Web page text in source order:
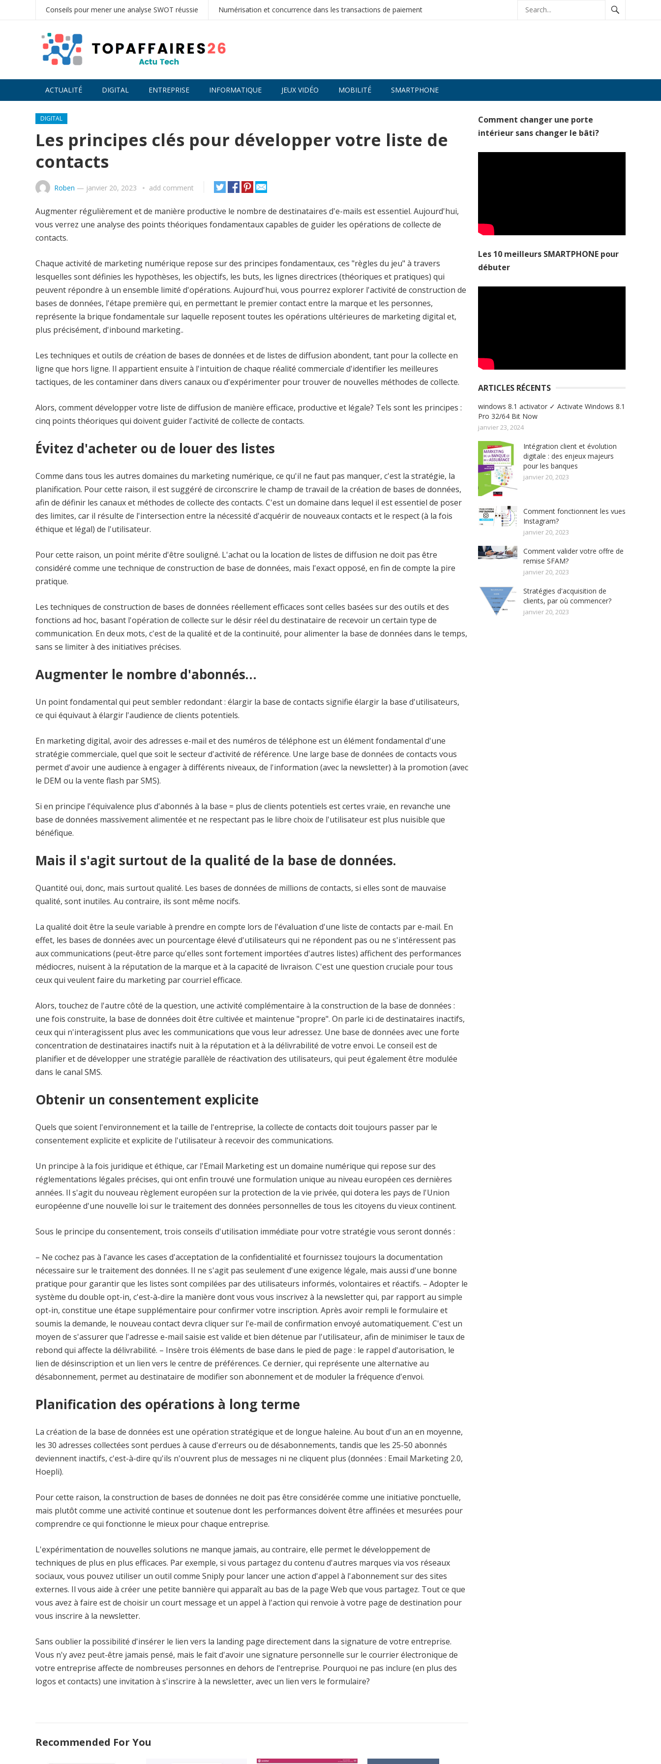
Conseils pour mener une analyse SWOT réussie Numérisation et concurrence dans les transactions de paiement
ACTUALITÉ DIGITAL ENTREPRISE INFORMATIQUE JEUX VIDÉO MOBILITÉ SMARTPHONE
DIGITAL
Les principes clés pour développer votre liste de
contacts
Roben — janvier 20, 2023 add comment
Augmenter régulièrement et de manière productive le nombre de destinataires d'e-mails est essentiel. Aujourd'hui,
vous verrez une analyse des points théoriques fondamentaux capables de guider les opérations de collecte de
contacts.
Chaque activité de marketing numérique repose sur des principes fondamentaux, ces "règles du jeu" à travers
lesquelles sont définies les hypothèses, les objectifs, les buts, les lignes directrices (théoriques et pratiques) qui
peuvent répondre à un ensemble limité d'opérations. Aujourd'hui, vous pourrez explorer l'activité de construction de
bases de données, l'étape première qui, en permettant le premier contact entre la marque et les personnes,
représente la brique fondamentale sur laquelle reposent toutes les opérations ultérieures de marketing digital et,
plus précisément, d'inbound marketing..
Les techniques et outils de création de bases de données et de listes de diffusion abondent, tant pour la collecte en
ligne que hors ligne. Il appartient ensuite à l'intuition de chaque réalité commerciale d'identifier les meilleures
tactiques, de les contaminer dans divers canaux ou d'expérimenter pour trouver de nouvelles méthodes de collecte.
Alors, comment développer votre liste de diffusion de manière efficace, productive et légale? Tels sont les principes :
cinq points théoriques qui doivent guider l'activité de collecte de contacts.
Évitez d'acheter ou de louer des listes
Comme dans tous les autres domaines du marketing numérique, ce qu'il ne faut pas manquer, c'est la stratégie, la
planification. Pour cette raison, il est suggéré de circonscrire le champ de travail de la création de bases de données,
afin de définir les canaux et méthodes de collecte des contacts. C'est un domaine dans lequel il est essentiel de poser
des limites, car il résulte de l'intersection entre la nécessité d'acquérir de nouveaux contacts et le respect (à la fois
éthique et légal) de l'utilisateur.
Pour cette raison, un point mérite d'être souligné. L'achat ou la location de listes de diffusion ne doit pas être
considéré comme une technique de construction de base de données, mais l'exact opposé, en fin de compte la pire
pratique.
Les techniques de construction de bases de données réellement efficaces sont celles basées sur des outils et des
fonctions ad hoc, basant l'opération de collecte sur le désir réel du destinataire de recevoir un certain type de
communication. En deux mots, c'est de la qualité et de la continuité, pour alimenter la base de données dans le temps,
sans se limiter à des initiatives précises.
Augmenter le nombre d'abonnés…
Un point fondamental qui peut sembler redondant : élargir la base de contacts signifie élargir la base d'utilisateurs,
ce qui équivaut à élargir l'audience de clients potentiels.
En marketing digital, avoir des adresses e-mail et des numéros de téléphone est un élément fondamental d'une
stratégie commerciale, quel que soit le secteur d'activité de référence. Une large base de données de contacts vous
permet d'avoir une audience à engager à différents niveaux, de l'information (avec la newsletter) à la promotion (avec
le DEM ou la vente flash par SMS).
Si en principe l'équivalence plus d'abonnés à la base = plus de clients potentiels est certes vraie, en revanche une
base de données massivement alimentée et ne respectant pas le libre choix de l'utilisateur est plus nuisible que
bénéfique.
Mais il s'agit surtout de la qualité de la base de données.
Quantité oui, donc, mais surtout qualité. Les bases de données de millions de contacts, si elles sont de mauvaise
qualité, sont inutiles. Au contraire, ils sont même nocifs.
La qualité doit être la seule variable à prendre en compte lors de l'évaluation d'une liste de contacts par e-mail. En
effet, les bases de données avec un pourcentage élevé d'utilisateurs qui ne répondent pas ou ne s'intéressent pas
aux communications (peut-être parce qu'elles sont fortement importées d'autres listes) affichent des performances
médiocres, nuisent à la réputation de la marque et à la capacité de livraison. C'est une question cruciale pour tous
ceux qui veulent faire du marketing par courriel efficace.
Alors, touchez de l'autre côté de la question, une activité complémentaire à la construction de la base de données :
une fois construite, la base de données doit être cultivée et maintenue "propre". On parle ici de destinataires inactifs,
ceux qui n'interagissent plus avec les communications que vous leur adressez. Une base de données avec une forte
concentration de destinataires inactifs nuit à la réputation et à la délivrabilité de votre envoi. Le conseil est de
planifier et de développer une stratégie parallèle de réactivation des utilisateurs, qui peut également être modulée
dans le canal SMS.
Obtenir un consentement explicite
Quels que soient l'environnement et la taille de l'entreprise, la collecte de contacts doit toujours passer par le
consentement explicite et explicite de l'utilisateur à recevoir des communications.
Un principe à la fois juridique et éthique, car l'Email Marketing est un domaine numérique qui repose sur des
réglementations légales précises, qui ont enfin trouvé une formulation unique au niveau européen ces dernières
années. Il s'agit du nouveau règlement européen sur la protection de la vie privée, qui dotera les pays de l'Union
européenne d'une nouvelle loi sur le traitement des données personnelles de tous les citoyens du vieux continent.
Sous le principe du consentement, trois conseils d'utilisation immédiate pour votre stratégie vous seront donnés :
– Ne cochez pas à l'avance les cases d'acceptation de la confidentialité et fournissez toujours la documentation
nécessaire sur le traitement des données. Il ne s'agit pas seulement d'une exigence légale, mais aussi d'une bonne
pratique pour garantir que les listes sont compilées par des utilisateurs informés, volontaires et réactifs. – Adopter le
système du double opt-in, c'est-à-dire la manière dont vous vous inscrivez à la newsletter qui, par rapport au simple
opt-in, constitue une étape supplémentaire pour confirmer votre inscription. Après avoir rempli le formulaire et
soumis la demande, le nouveau contact devra cliquer sur l'e-mail de confirmation envoyé automatiquement. C'est un
moyen de s'assurer que l'adresse e-mail saisie est valide et bien détenue par l'utilisateur, afin de minimiser le taux de
rebond qui affecte la délivrabilité. – Insère trois éléments de base dans le pied de page : le rappel d'autorisation, le
lien de désinscription et un lien vers le centre de préférences. Ce dernier, qui représente une alternative au
désabonnement, permet au destinataire de modifier son abonnement et de moduler la fréquence d'envoi.
Planification des opérations à long terme
La création de la base de données est une opération stratégique et de longue haleine. Au bout d'un an en moyenne,
les 30 adresses collectées sont perdues à cause d'erreurs ou de désabonnements, tandis que les 25-50 abonnés
deviennent inactifs, c'est-à-dire qu'ils n'ouvrent plus de messages ni ne cliquent plus (données : Email Marketing 2.0,
Hoepli).
Pour cette raison, la construction de bases de données ne doit pas être considérée comme une initiative ponctuelle,
mais plutôt comme une activité continue et soutenue dont les performances doivent être affinées et mesurées pour
comprendre ce qui fonctionne le mieux pour chaque entreprise.
L'expérimentation de nouvelles solutions ne manque jamais, au contraire, elle permet le développement de
techniques de plus en plus efficaces. Par exemple, si vous partagez du contenu d'autres marques via vos réseaux
sociaux, vous pouvez utiliser un outil comme Sniply pour lancer une action d'appel à l'abonnement sur des sites
externes. Il vous aide à créer une petite bannière qui apparaît au bas de la page Web que vous partagez. Tout ce que
vous avez à faire est de choisir un court message et un appel à l'action qui renvoie à votre page de destination pour
vous inscrire à la newsletter.
Sans oublier la possibilité d'insérer le lien vers la landing page directement dans la signature de votre entreprise.
Vous n'y avez peut-être jamais pensé, mais le fait d'avoir une signature personnelle sur le courrier électronique de
votre entreprise affecte de nombreuses personnes en dehors de l'entreprise. Pourquoi ne pas inclure (en plus des
logos et contacts) une invitation à s'inscrire à la newsletter, avec un lien vers le formulaire?
Recommended For You
Comment changer une porte
intérieur sans changer le bâti?
Les 10 meilleurs SMARTPHONE pour
débuter
ARTICLES RÉCENTS
windows 8.1 activator ✓ Activate Windows 8.1
Pro 32/64 Bit Now
janvier 23, 2024
Intégration client et évolution
digitale : des enjeux majeurs
pour les banques
janvier 20, 2023
Comment fonctionnent les vues
Instagram?
janvier 20, 2023
Comment valider votre offre de
remise SFAM?
janvier 20, 2023
Stratégies d'acquisition de
clients, par où commencer?
janvier 20, 2023